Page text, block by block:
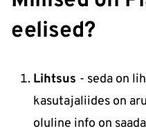
eelised?
Lihtsus - seda on
kasutajaliides on
oluline info on